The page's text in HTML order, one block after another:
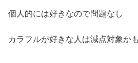
個人的には好きなので問題なし
カラフルが好きな人は減点対象かも